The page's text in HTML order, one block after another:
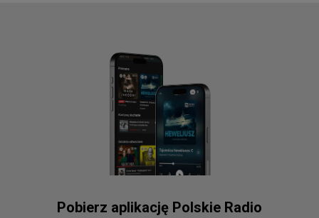
Pobierz aplikację Polskie Radio